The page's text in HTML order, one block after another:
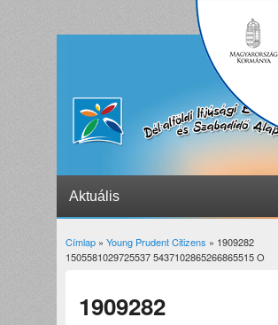
Jelenlegi hely
Címlap» Young Prudent Citizens » 1909282
1505581029725537 5437102865266865515 O
1909282